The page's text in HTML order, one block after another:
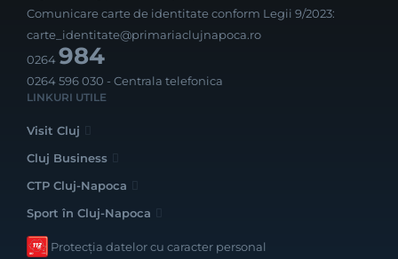
Comunicare carte de identitate conform Legii 9/2023:
carte_identitate@primariaclujnapoca.ro
0264984
0264 596 030 - Centrala telefonica
LINKURI UTILE
Visit Cluj
Cluj Business
CTP Cluj-Napoca
Sport în Cluj-Napoca
Protecția datelor cu caracter personal